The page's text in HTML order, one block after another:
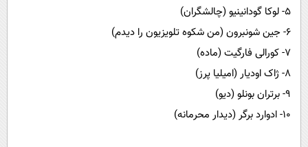
۵- لوکا گودانینیو (چالشگران)
۶- جین شونبرون (من شکوه تلویزیون را دیدم)
۷- کورالی فارگیت (ماده)
۸- ژاک اودیار (امیلیا پرز)
۹- برتران بونلو (دیو)
۱۰- ادوارد برگر (دیدار محرمانه)